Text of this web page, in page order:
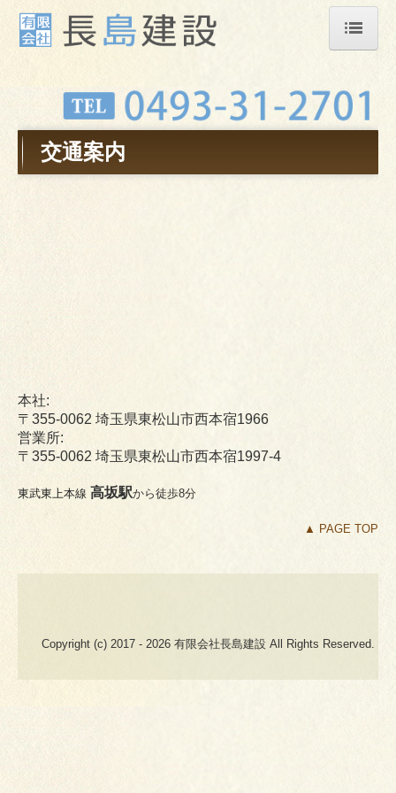
会社概要
業務案内
交通案内
BLOG
交通案内
本社:
〒355-0062 埼玉県東松山市西本宿1966
営業所:
〒355-0062 埼玉県東松山市西本宿1997-4
東武東上本線 高坂駅から徒歩8分
▲ PAGE TOP
Copyright (c) 2017 - 2026 有限会社長島建設 All Rights Reserved.